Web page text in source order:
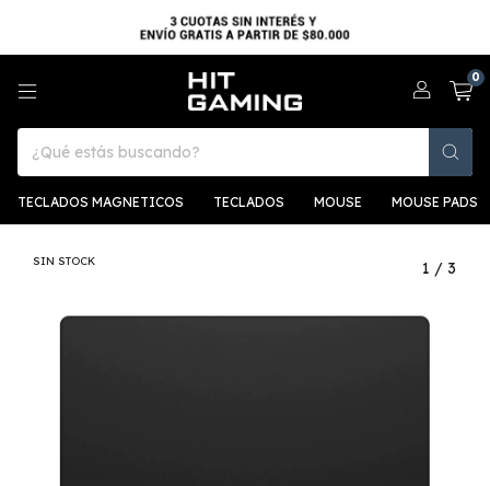
0
TECLADOS MAGNETICOS TECLADOS MOUSE MOUSE PADS
SIN STOCK 1 / 3